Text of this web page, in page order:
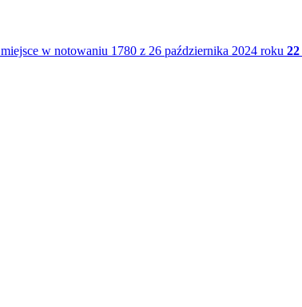
miejsce w notowaniu 1780 z 26 października 2024 roku 22